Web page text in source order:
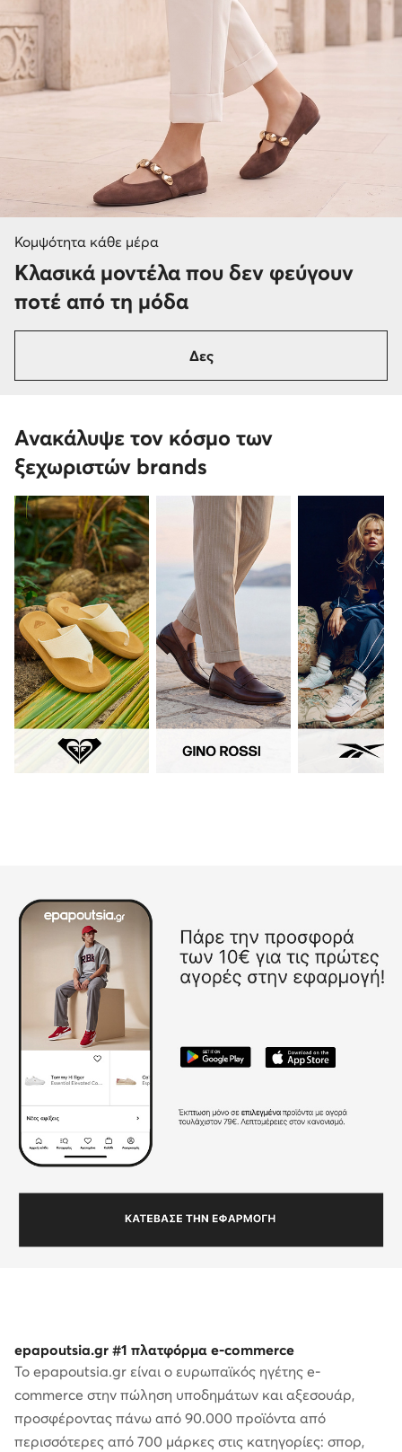
Κομψότητα κάθε μέρα
Κλασικά μοντέλα που δεν φεύγουν
ποτέ από τη μόδα
Δες
Ανακάλυψε τον κόσμο των
ξεχωριστών brands
epapoutsia.gr #1 πλατφόρμα e-commerce
Το epapoutsia.gr είναι ο ευρωπαϊκός ηγέτης e-
commerce στην πώληση υποδημάτων και αξεσουάρ,
προσφέροντας πάνω από 90.000 προϊόντα από
περισσότερες από 700 μάρκες στις κατηγορίες: σπορ,